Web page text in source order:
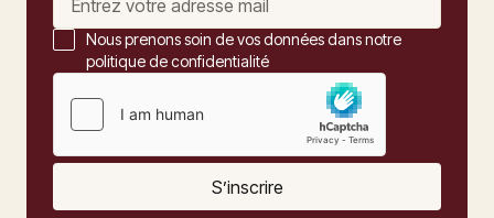
Nous prenons soin de vos données dans notre
politique de confidentialité
S’inscrire